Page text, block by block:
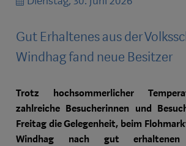
Gut Erhaltenes aus der
Windhag fand neue Besitzer
Trotz hochsommerlicher
zahlreiche Besucherinnen und
Freitag die Gelegenheit, beim
Windhag nach gut